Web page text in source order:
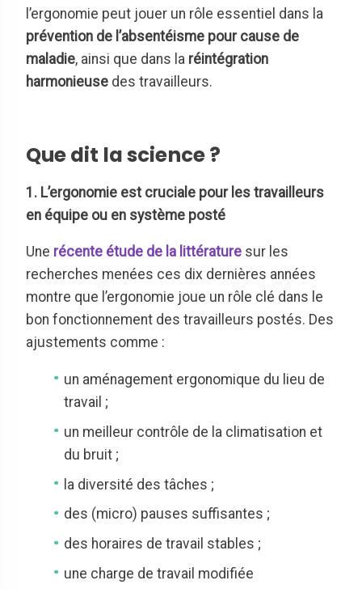
l’ergonomie peut jouer un rôle essentiel dans la
prévention de l’absentéisme pour cause de
maladie, ainsi que dans la réintégration
harmonieuse des travailleurs.
Que dit la science ?
1. L’ergonomie est cruciale pour les travailleurs
en équipe ou en système posté
Une récente étude de la littérature sur les
recherches menées ces dix dernières années
montre que l’ergonomie joue un rôle clé dans le
bon fonctionnement des travailleurs postés. Des
ajustements comme :
un aménagement ergonomique du lieu de
travail ;
un meilleur contrôle de la climatisation et
du bruit ;
la diversité des tâches ;
des (micro) pauses suffisantes ;
des horaires de travail stables ;
une charge de travail modifiée